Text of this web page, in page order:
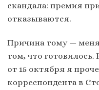
скандала: премия
отказываются.
Причина тому — меня
том, что готовилось.
от 15 октября я
корреспондента в